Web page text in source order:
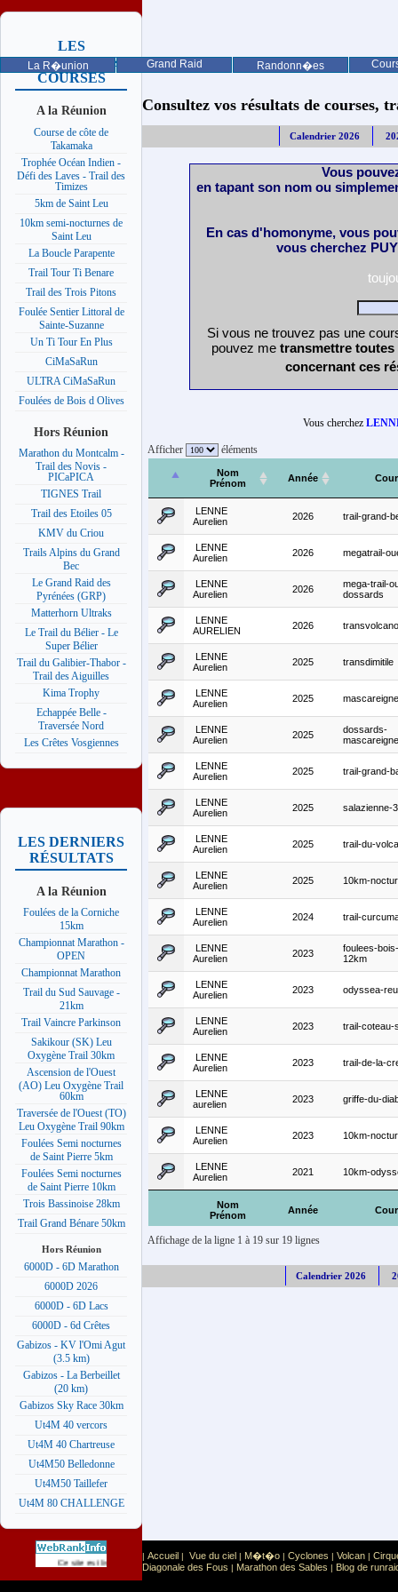
La R�union Grand Raid Randonn�es
LES
PROCHAINES
COURSES
A la Réunion
Course de côte de
Takamaka
Trophée Océan Indien -
Défi des Laves - Trail des
Timizes
5km de Saint Leu
10km semi-nocturnes de
Saint Leu
La Boucle Parapente
Trail Tour Ti Benare
Trail des Trois Pitons
Foulée Sentier Littoral de
Sainte-Suzanne
Un Ti Tour En Plus
CiMaSaRun
ULTRA CiMaSaRun
Foulées de Bois d Olives
Hors Réunion
Marathon du Montcalm -
Trail des Novis -
PICaPICA
TIGNES Trail
Trail des Etoiles 05
KMV du Criou
Trails Alpins du Grand
Bec
Le Grand Raid des
Pyrénées (GRP)
Matterhorn Ultraks
Le Trail du Bélier - Le
Super Bélier
Trail du Galibier-Thabor -
Trail des Aiguilles
Kima Trophy
Echappée Belle -
Traversée Nord
Les Crêtes Vosgiennes
LES DERNIERS
RÉSULTATS
A la Réunion
Foulées de la Corniche
15km
Championnat Marathon -
OPEN
Championnat Marathon
Trail du Sud Sauvage -
21km
Trail Vaincre Parkinson
Sakikour (SK) Leu
Oxygène Trail 30km
Ascension de l'Ouest
(AO) Leu Oxygène Trail
60km
Traversée de l'Ouest (TO)
Leu Oxygène Trail 90km
Foulées Semi nocturnes
de Saint Pierre 5km
Foulées Semi nocturnes
de Saint Pierre 10km
Trois Bassinoise 28km
Trail Grand Bénare 50km
Hors Réunion
6000D - 6D Marathon
6000D 2026
6000D - 6D Lacs
6000D - 6d Crêtes
Gabizos - KV l'Omi Agut
(3.5 km)
Gabizos - La Berbeillet
(20 km)
Gabizos Sky Race 30km
Ut4M 40 vercors
Ut4M 40 Chartreuse
Ut4M50 Belledonne
Ut4M50 Taillefer
Ut4M 80 CHALLENGE
Consultez vos résultats de courses,
Calendrier 2026
Vous
en tapant son nom ou
En cas d'homonyme, vous
vous cherchez
Si vous ne trouvez pas une
pouvez me transmettre
concernant ces
Vous cherchez
Afficher éléments
Nom
Prénom
Année
Nom
Prénom
Année
LENNE
Aurelien
2026 trail-grand-
LENNE
Aurelien
2026 megatrail-
LENNE
Aurelien
2026
mega-trail-
dossards
LENNE
AURELIEN
2026
LENNE
Aurelien
2025 transdimitile
LENNE
Aurelien
2025
LENNE
Aurelien
2025
dossards-
LENNE
Aurelien
2025 trail-grand-
LENNE
Aurelien
2025 salazienne-
LENNE
Aurelien
2025 trail-du-
LENNE
Aurelien
2025 10km-
LENNE
Aurelien
2024 trail-
LENNE
Aurelien
2023
foulees-
12km
LENNE
Aurelien
2023 odyssea-
LENNE
Aurelien
2023 trail-coteau-
LENNE
Aurelien
2023 trail-de-la-
LENNE
aurelien
2023 griffe-du-
LENNE
Aurelien
2023 10km-
LENNE
Aurelien
2021 10km-
Affichage de la ligne 1 à 19 sur 19 lignes
Calendrier 2026
Ce site est list� dans la cat�gorie Sport Sports extr�mes
| Accueil | Vue du ciel | M�t�o | Cyclones | Volcan |
Diagonale des Fous | Marathon des Sables | Blog de